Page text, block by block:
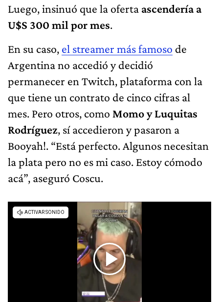
Luego, insinuó que la oferta ascendería a
U$S 300 mil por mes.
En su caso, el streamer más famoso de
Argentina no accedió y decidió
permanecer en Twitch, plataforma con la
que tiene un contrato de cinco cifras al
mes. Pero otros, como Momo y Luquitas
Rodríguez, sí accedieron y pasaron a
Booyah!. “Está perfecto. Algunos necesitan
la plata pero no es mi caso. Estoy cómodo
acá”, aseguró Coscu.